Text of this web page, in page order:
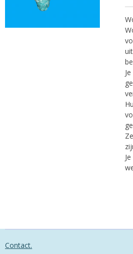
Contact.